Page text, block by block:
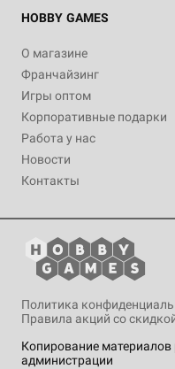
HOBBY GAMES
О магазине
Франчайзинг
Игры оптом
Корпоративные подарки
Работа у нас
Новости
Контакты
Копирование
администрации
Политика
Правила акций со